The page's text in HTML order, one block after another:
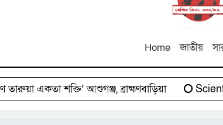
Home জাতীয়
একতা শক্তি’ আশুগঞ্জ, ব্রাহ্মণবাড়িয়া